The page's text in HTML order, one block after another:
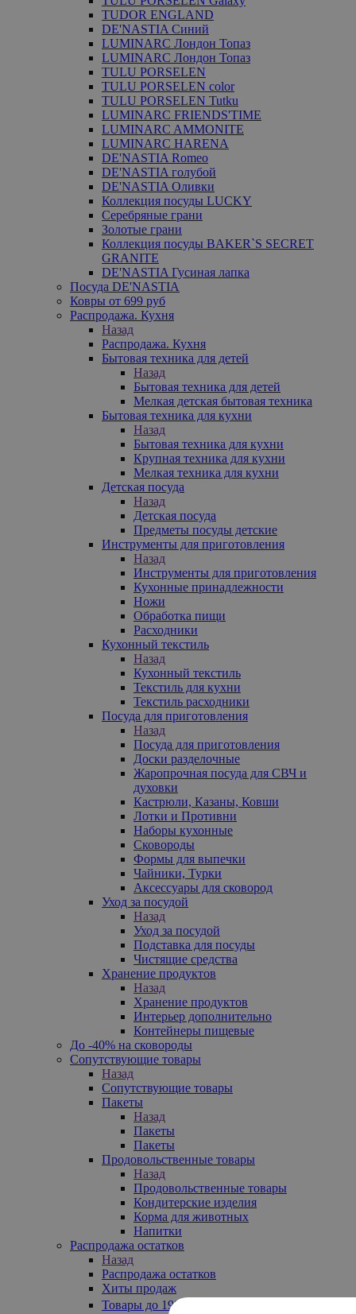
TUDOR ENGLAND
DE'NASTIA Синий
LUMINARC Лондон Топаз
LUMINARC Лондон Топаз
TULU PORSELEN
TULU PORSELEN color
TULU PORSELEN Tutku
LUMINARC FRIENDS'TIME
LUMINARC AMMONITE
LUMINARC HARENA
DE'NASTIA Romeo
DE'NASTIA голубой
DE'NASTIA Оливки
Коллекция посуды LUCKY
Серебряные грани
Золотые грани
Коллекция посуды BAKER`S SECRET
GRANITE
DE'NASTIA Гусиная лапка
Посуда DE'NASTIA
Ковры от 699 руб
Распродажа. Кухня
Назад
Распродажа. Кухня
Бытовая техника для детей
Назад
Бытовая техника для детей
Мелкая детская бытовая техника
Бытовая техника для кухни
Назад
Бытовая техника для кухни
Крупная техника для кухни
Мелкая техника для кухни
Детская посуда
Назад
Детская посуда
Предметы посуды детские
Инструменты для приготовления
Назад
Инструменты для приготовления
Кухонные принадлежности
Ножи
Обработка пищи
Расходники
Кухонный текстиль
Назад
Кухонный текстиль
Текстиль для кухни
Текстиль расходники
Посуда для приготовления
Назад
Посуда для приготовления
Доски разделочные
Жаропрочная посуда для СВЧ и
духовки
Кастрюли, Казаны, Ковши
Лотки и Противни
Наборы кухонные
Сковороды
Формы для выпечки
Чайники, Турки
Аксессуары для сковород
Уход за посудой
Назад
Уход за посудой
Подставка для посуды
Чистящие средства
Хранение продуктов
Назад
Хранение продуктов
Интерьер дополнительно
Контейнеры пищевые
До -40% на сковороды
Сопутствующие товары
Назад
Сопутствующие товары
Пакеты
Назад
Пакеты
Пакеты
Продовольственные товары
Назад
Продовольственные товары
Кондитерские изделия
Корма для животных
Напитки
Распродажа остатков
Назад
Распродажа остатков
Хиты продаж
Товары до 199₽